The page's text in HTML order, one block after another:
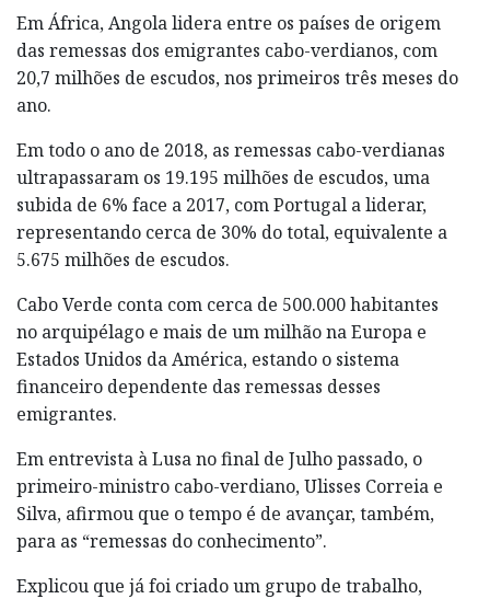
Em África, Angola lidera entre os países de origem
das remessas dos emigrantes cabo-verdianos, com
20,7 milhões de escudos, nos primeiros três meses do
ano.
Em todo o ano de 2018, as remessas cabo-verdianas
ultrapassaram os 19.195 milhões de escudos, uma
subida de 6% face a 2017, com Portugal a liderar,
representando cerca de 30% do total, equivalente a
5.675 milhões de escudos.
Cabo Verde conta com cerca de 500.000 habitantes
no arquipélago e mais de um milhão na Europa e
Estados Unidos da América, estando o sistema
financeiro dependente das remessas desses
emigrantes.
Em entrevista à Lusa no final de Julho passado, o
primeiro-ministro cabo-verdiano, Ulisses Correia e
Silva, afirmou que o tempo é de avançar, também,
para as “remessas do conhecimento”.
Explicou que já foi criado um grupo de trabalho,